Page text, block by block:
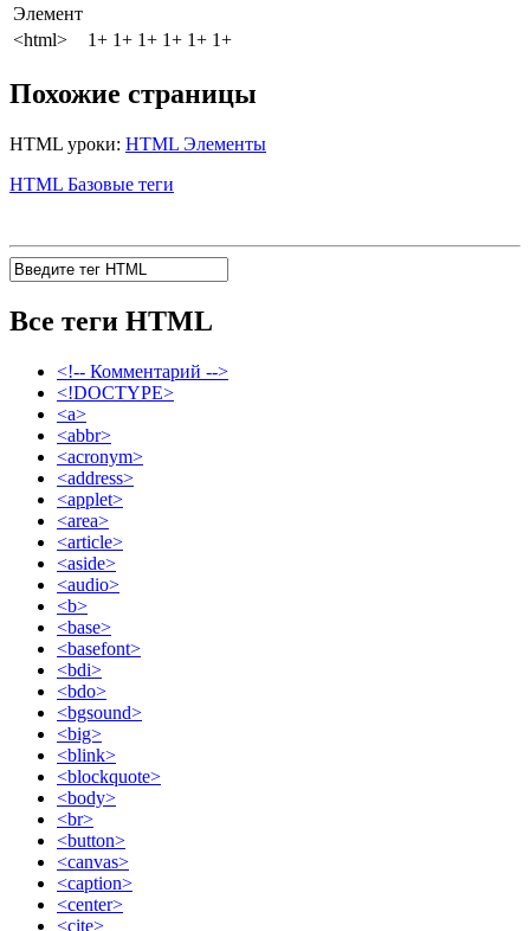
Элемент
<html>
1+ 1+ 1+ 1+ 1+ 1+
Похожие страницы
HTML уроки: HTML Элементы
HTML Базовые теги
Все теги HTML
<!-- Комментарий -->
<!DOCTYPE>
<a>
<abbr>
<acronym>
<address>
<applet>
<area>
<article>
<aside>
<audio>
<b>
<base>
<basefont>
<bdi>
<bdo>
<bgsound>
<big>
<blink>
<blockquote>
<body>
<br>
<button>
<canvas>
<caption>
<center>
<cite>